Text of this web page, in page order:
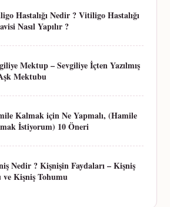
Hastalığı Nedir ? Vitiligo Hastalığı
Nasıl Yapılır ?
Mektup – Sevgiliye İçten Yazılmış
Mektubu
Kalmak için Ne Yapmalı, (Hamile
İstiyorum) 10 Öneri
Nedir ? Kişnişin Faydaları – Kişniş
ve Kişniş Tohumu